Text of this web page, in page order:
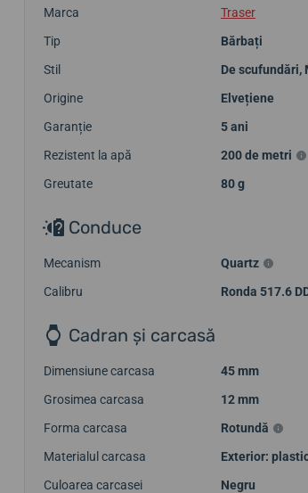
Marca
Traser
Tip
Bărbați
Stil
De scufundări,
Origine
Elvețiene
Garanție
5 ani
Rezistent la apă
200 de metri
Greutate
80 g
Conduce
Mecanism
Quartz
Calibru
Ronda 517.6
Cadran și carcasă
Dimensiune carcasa
45 mm
Grosimea carcasa
12 mm
Forma carcasa
Rotundă
Materialul carcasa
Exterior:
Culoarea carcasei
Negru